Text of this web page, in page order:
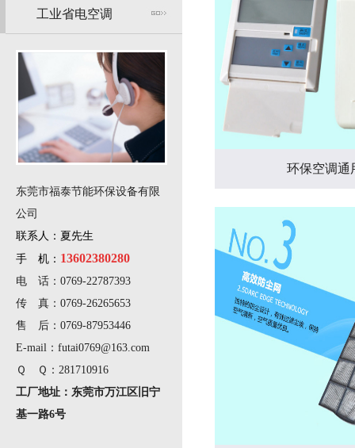
工业省电空调
东莞市福泰节能环保设备有限
公司
联系人：夏先生
手 机： 13602380280
电 话：0769-22787393
传 真：0769-26265653
售 后：0769-87953446
E-mail：futai0769@163.com
Ｑ Ｑ：281710916
工厂地址：东莞市万江区旧宁
基一路6号
环保空调通